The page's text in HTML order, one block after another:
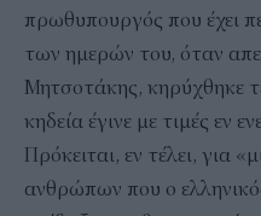
πρωθυπουργός που έχει
των ημερών του, όταν
Μητσοτάκης, κηρύχθηκε
κηδεία έγινε με τιμές εν
Πρόκειται, εν τέλει, για
ανθρώπων που ο